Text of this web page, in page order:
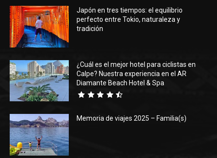
Japón en tres tiempos: el equilibrio
perfecto entre Tokio, naturaleza y
tradición
¿Cuál es el mejor hotel para ciclistas en
Calpe? Nuestra experiencia en el AR
Diamante Beach Hotel & Spa
Memoria de viajes 2025 – Familia(s)